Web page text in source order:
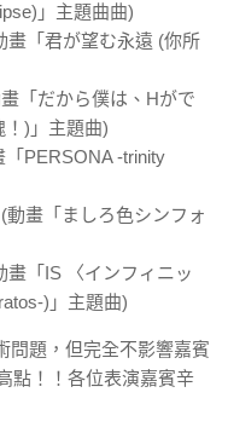
」主題曲曲)
畫「君が望む永遠 (你所
「だから僕は、Hがで
！)」主題曲)
「PERSONA -trinity
畫「ましろ色シンフォ
「IS 〈インフィニッ
)」主題曲)
問題，但完全不影響嘉賓
點！！各位表演嘉賓辛